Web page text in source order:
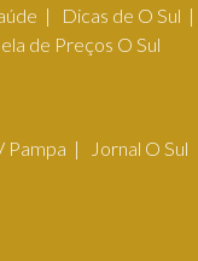
Dicas de O Sul
de Preços O Sul
Pampa Jornal O Sul